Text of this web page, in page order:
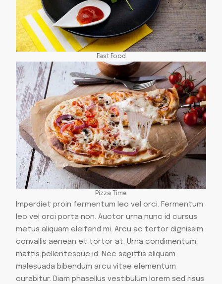
Fast Food
Pizza Time
Imperdiet proin fermentum leo vel orci. Fermentum
leo vel orci porta non. Auctor urna nunc id cursus
metus aliquam eleifend mi. Arcu ac tortor dignissim
convallis aenean et tortor at. Urna condimentum
mattis pellentesque id. Nec sagittis aliquam
malesuada bibendum arcu vitae elementum
curabitur. Diam phasellus vestibulum lorem sed risus